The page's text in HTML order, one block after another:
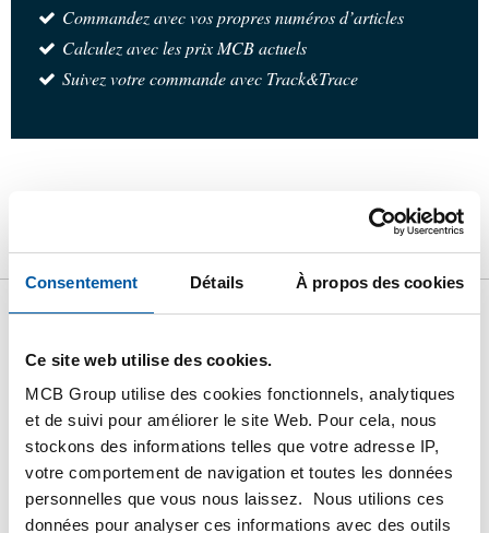
Consentement Détails À propos des cookies
Ce site web utilise des cookies.
MCB Group utilise des cookies fonctionnels, analytiques
et de suivi pour améliorer le site Web. Pour cela, nous
stockons des informations telles que votre adresse IP,
votre comportement de navigation et toutes les données
personnelles que vous nous laissez. Nous utilions ces
données pour analyser ces informations avec des outils
Commandez avec vos propres numéros d’articles
Calculez avec les prix MCB actuels
Suivez votre commande avec Track&Trace
Liste de prix brut
Téléchargements Caractéristiques
socket NPT 3000#
Prix en euro par 1 Pièces
N° d'article
2440-0271-18